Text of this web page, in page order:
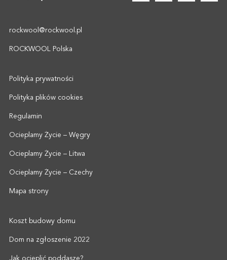
rockwool@rockwool.pl
ROCKWOOL Polska
Polityka prywatności
Polityka plików cookies
Regulamin
Ocieplamy Życie – Węgry
Ocieplamy Życie – Litwa
Ocieplamy Życie – Czechy
Mapa strony
Koszt budowy domu
Dom na zgłoszenie 2022